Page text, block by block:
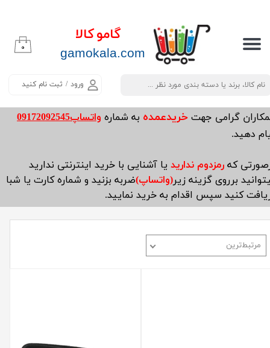
گامو کالا
​​​​​​gamokala.com
ورود / ثبت نام کنید
حساب کاربری من
تغییر گذر واژه
سفارشات
خروج از حساب کاربری
۰
گرامی جهت خریدعمده به شماره واتساپ09172092545
دهید.
که رمزدوم ندارید یا آشنایی با خرید اینترنتی ندارید
برروی گزینه زیر(واتساپ)ضربه بزنید و شماره کارت یا شبا
کنید سپس اقدام به خرید نمایید.
مرتبط‌ترین